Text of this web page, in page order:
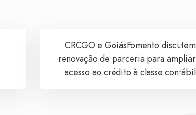
CRCGO e GoiásFomento discutem
renovação de parceria para ampliar
acesso ao crédito à classe contábil